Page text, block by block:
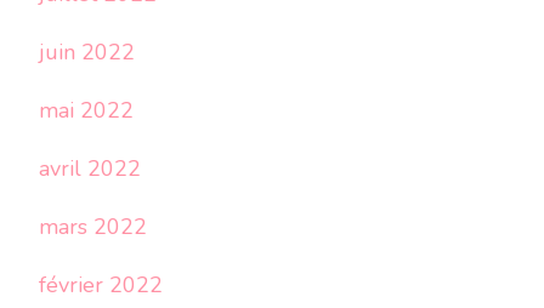
juin 2022
mai 2022
avril 2022
mars 2022
février 2022